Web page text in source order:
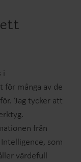
i
många av de
‘Jag tycker att
från
som
värdefull